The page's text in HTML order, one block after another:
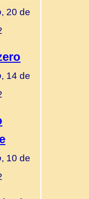
, 20 de
, 14 de
, 10 de